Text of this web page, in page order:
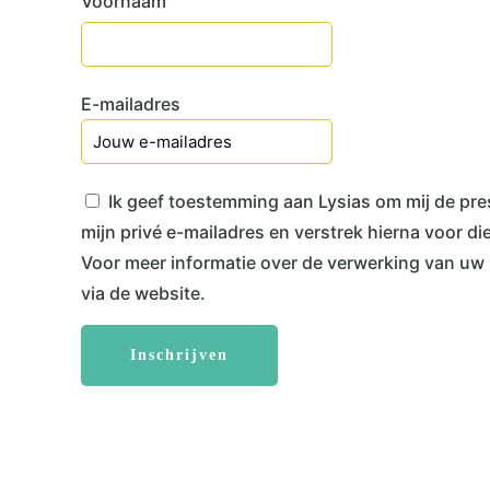
E-mailadres
Ik geef toestemming aan Lysias om mij de
mijn privé e-mailadres en verstrek hierna voor
Voor meer informatie over de verwerking van
via de website.